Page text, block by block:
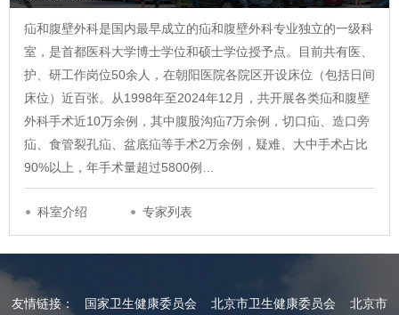
疝和腹壁外科是国内最早成立的疝和腹壁外科专业独立的一级科
室，是首都医科大学博士学位和硕士学位授予点。目前共有医、
护、研工作岗位50余人，在朝阳医院各院区开设床位（包括日间
床位）近百张。从1998年至2024年12月，共开展各类疝和腹壁
外科手术近10万余例，其中腹股沟疝7万余例，切口疝、造口旁
疝、食管裂孔疝、盆底疝等手术2万余例，疑难、大中手术占比
90%以上，年手术量超过5800例…
科室介绍 专家列表
友情链接： 国家卫生健康委员会 北京市卫生健康委员会 北京市